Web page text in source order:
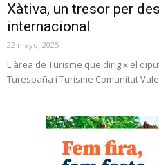
Xàtiva, un tresor per
internacional
22 mayo, 2025
L'àrea de Turisme que dirigix el
Turespaña i Turisme Comunitat